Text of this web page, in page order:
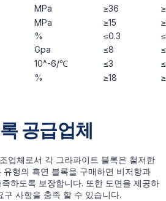
MPa ≥36
MPa ≥15
% ≤0.3
Gpa ≤8
10^-6/℃ ≤3
% ≥18
공급업체
업체로서 각 그라파이트 블록은 철저한
유형의 흑연 블록을 구매하면 비저항과
하도록 보장합니다. 또한 도면을 제공하
사항을 충족 할 수 있습니다.